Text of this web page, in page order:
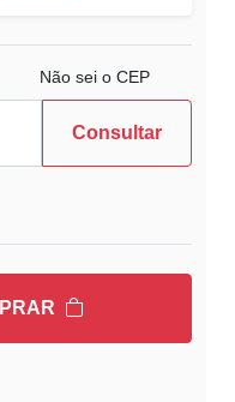
Não sei o CEP
Consultar